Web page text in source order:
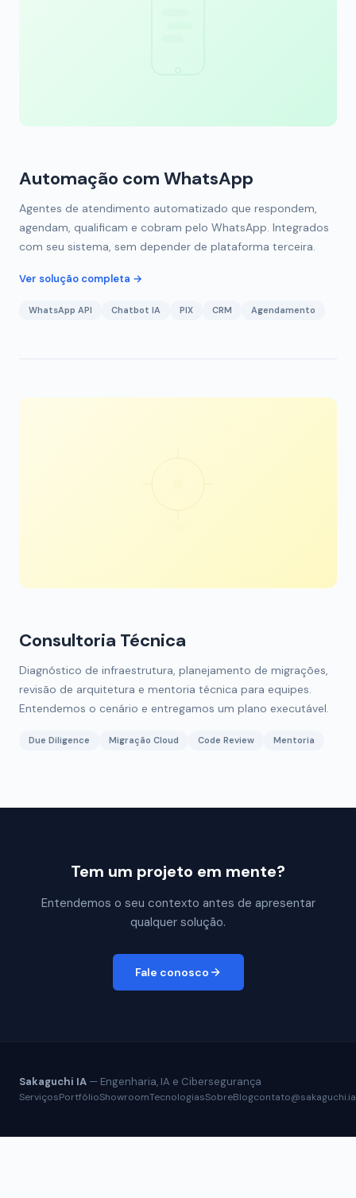
Automação com WhatsApp
Agentes de atendimento automatizado que respondem,
agendam, qualificam e cobram pelo WhatsApp. Integrados
com seu sistema, sem depender de plataforma terceira.
Ver solução completa →
WhatsApp API Chatbot IA PIX CRM Agendamento
Consultoria Técnica
Diagnóstico de infraestrutura, planejamento de migrações,
revisão de arquitetura e mentoria técnica para equipes.
Entendemos o cenário e entregamos um plano executável.
Due Diligence Migração Cloud Code Review Mentoria
Tem um projeto em mente?
Entendemos o seu contexto antes de apresentar
qualquer solução.
Fale conosco
Sakaguchi IA — Engenharia, IA e Cibersegurança
ServiçosPortfólioShowroomTecnologiasSobreBlog